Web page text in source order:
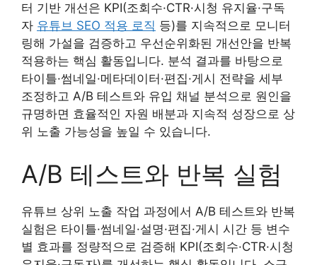
터 기반 개선은 KPI(조회수·CTR·시청 유지율·구독
자 유튜브 SEO 적용 로직 등)를 지속적으로 모니터
링해 가설을 검증하고 우선순위화된 개선안을 반복
적용하는 핵심 활동입니다. 분석 결과를 바탕으로
타이틀·썸네일·메타데이터·편집·게시 전략을 세부
조정하고 A/B 테스트와 유입 채널 분석으로 원인을
규명하면 효율적인 자원 배분과 지속적 성장으로 상
위 노출 가능성을 높일 수 있습니다.
A/B 테스트와 반복 실험
유튜브 상위 노출 작업 과정에서 A/B 테스트와 반복
실험은 타이틀·썸네일·설명·편집·게시 시간 등 변수
별 효과를 정량적으로 검증해 KPI(조회수·CTR·시청